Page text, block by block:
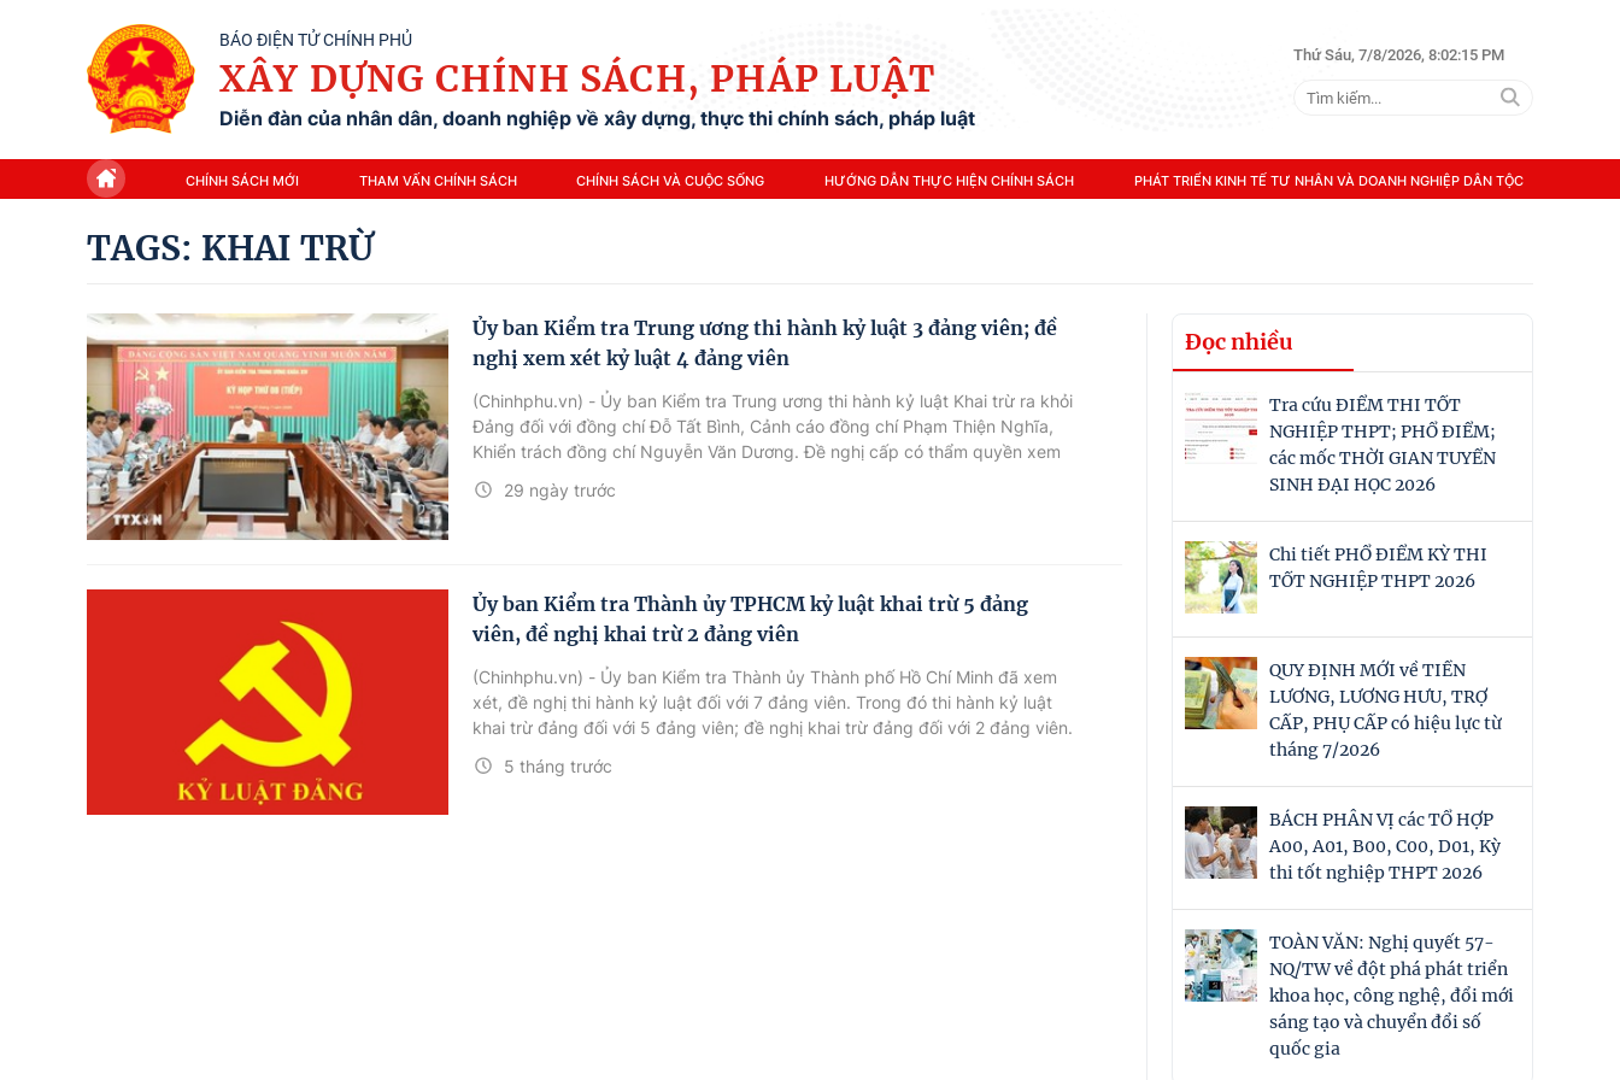
BÁO ĐIỆN TỬ CHÍNH PHỦ
XÂY DỰNG CHÍNH SÁCH, PHÁP LUẬT
Diễn đàn của nhân dân, doanh nghiệp về xây dựng, thực thi chính sách, pháp luật
Thứ Sáu, 7/8/2026, 8:02:15 PM
CHÍNH SÁCH MỚI THAM VẤN CHÍNH SÁCH CHÍNH SÁCH VÀ CUỘC SỐNG HƯỚNG DẪN THỰC HIỆN CHÍNH SÁCH PHÁT TRIỂN KINH TẾ TƯ NHÂN VÀ DOANH NGHIỆP DÂN TỘC
TAGS: KHAI TRỪ
Ủy ban Kiểm tra Trung ương thi hành kỷ luật 3 đảng viên; đề
nghị xem xét kỷ luật 4 đảng viên
29 ngày trước
(Chinhphu.vn) - Ủy ban Kiểm tra Trung ương thi hành kỷ luật Khai trừ ra khỏi
Đảng đối với đồng chí Đỗ Tất Bình, Cảnh cáo đồng chí Phạm Thiện Nghĩa,
Khiển trách đồng chí Nguyễn Văn Dương. Đề nghị cấp có thẩm quyền xem
xét, thi hành kỷ luật 4 đồng chí: Nguyễn Phương Thảo, Nguyễn Thế Minh,
Đỗ Trường Giang, Dương Thành Trung.
Ủy ban Kiểm tra Thành ủy TPHCM kỷ luật khai trừ 5 đảng
viên, đề nghị khai trừ 2 đảng viên
5 tháng trước
(Chinhphu.vn) - Ủy ban Kiểm tra Thành ủy Thành phố Hồ Chí Minh đã xem
xét, đề nghị thi hành kỷ luật đối với 7 đảng viên. Trong đó thi hành kỷ luật
khai trừ đảng đối với 5 đảng viên; đề nghị khai trừ đảng đối với 2 đảng viên.
Đọc nhiều
Tra cứu ĐIỂM THI TỐT
NGHIỆP THPT; PHỔ ĐIỂM;
các mốc THỜI GIAN TUYỂN
SINH ĐẠI HỌC 2026
Chi tiết PHỔ ĐIỂM KỲ THI
TỐT NGHIỆP THPT 2026
QUY ĐỊNH MỚI về TIỀN
LƯƠNG, LƯƠNG HƯU, TRỢ
CẤP, PHỤ CẤP có hiệu lực từ
tháng 7/2026
BÁCH PHÂN VỊ các TỔ HỢP
A00, A01, B00, C00, D01, Kỳ
thi tốt nghiệp THPT 2026
TOÀN VĂN: Nghị quyết 57-
NQ/TW về đột phá phát triển
khoa học, công nghệ, đổi mới
sáng tạo và chuyển đổi số
quốc gia